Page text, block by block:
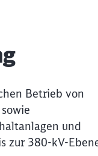
Betrieb von
und
zur 380-kV-